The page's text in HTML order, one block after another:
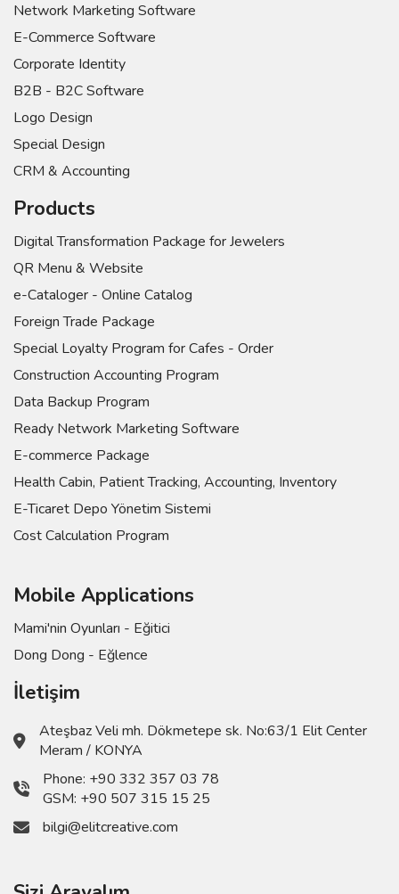
Network Marketing Software
E-Commerce Software
Corporate Identity
B2B - B2C Software
Logo Design
Special Design
CRM & Accounting
Products
Digital Transformation Package for Jewelers
QR Menu & Website
e-Cataloger - Online Catalog
Foreign Trade Package
Special Loyalty Program for Cafes - Order
Construction Accounting Program
Data Backup Program
Ready Network Marketing Software
E-commerce Package
Health Cabin, Patient Tracking, Accounting, Inventory
E-Ticaret Depo Yönetim Sistemi
Cost Calculation Program
Mobile Applications
Mami'nin Oyunları - Eğitici
Dong Dong - Eğlence
İletişim
Ateşbaz Veli mh. Dökmetepe sk. No:63/1 Elit Center
Meram / KONYA
Phone: +90 332 357 03 78
GSM: +90 507 315 15 25
bilgi@elitcreative.com